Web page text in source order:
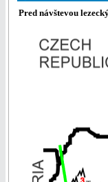
Pred návštevou